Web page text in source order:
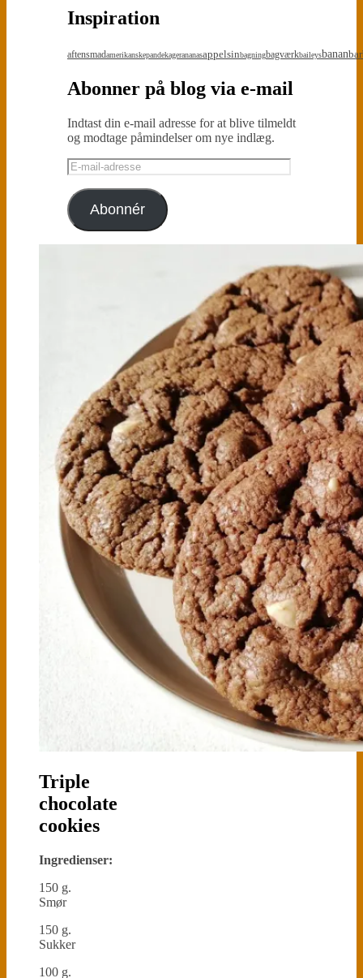
Inspiration
aftensmadamerikanskepandekagerananasappelsinbagningbagværkbaileysbananbar
Abonner på blog via e-mail
Indtast din e-mail adresse for at blive tilmeldt
og modtage påmindelser om nye indlæg.
E-
mail-
adresse
Abonnér
Triple
chocolate
cookies
Ingredienser:
150 g.
Smør
150 g.
Sukker
100 g.